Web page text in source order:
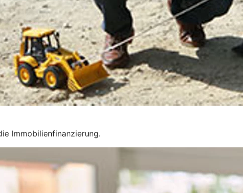
Immobilienfinanzierung.